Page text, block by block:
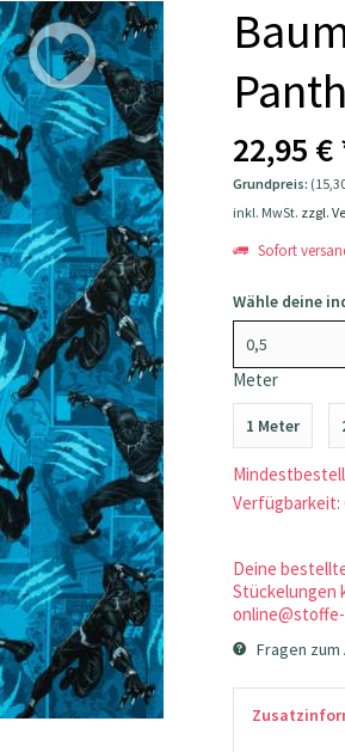
22,95 €
Grundpreis:
inkl. MwSt. zzgl.
Sofort
Wähle deine
Meter
1 Meter
Verfügbarkeit:
Deine
Stückelungen
online@stoffe-
Fragen zum